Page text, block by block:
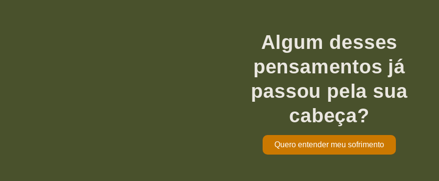
Algum desses
pensamentos já
passou pela sua
cabeça?
Quero entender meu sofrimento